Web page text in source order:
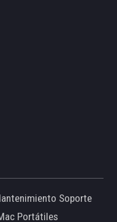
Soporte
Portátiles